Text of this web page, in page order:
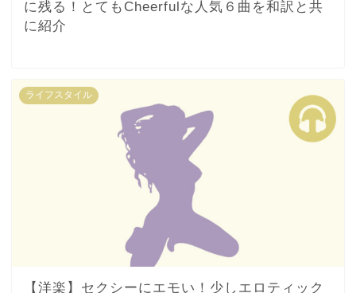
に残る！とてもCheerfulな人気６曲を和訳と共
に紹介
ライフスタイル
【洋楽】セクシーにエモい！少しエロティック